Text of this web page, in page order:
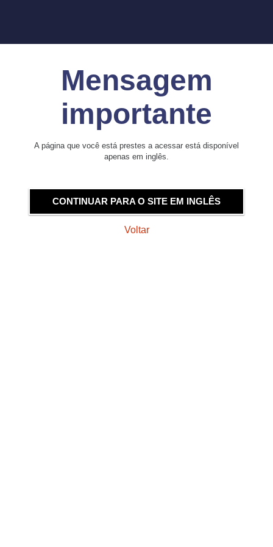
Mensagem
importante
A página que você está prestes a acessar está disponível
apenas em inglês.
CONTINUAR PARA O SITE EM INGLÊS
Voltar